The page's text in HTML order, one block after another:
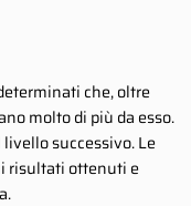
che, oltre
molto di più da esso.
successivo. Le
risultati ottenuti e